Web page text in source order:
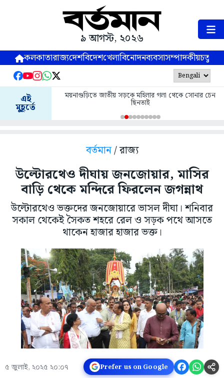
৯ আগস্ট, ২০২৬
কলকাতারাজ্যদেশবিদেশখেলাবিনোদনব্যবসাসম্পাদকীয়
এই
মুহূর্তে
ময়নাগুড়িতে জাতীয় সড়কে মহিলার গলা থেকে সোনার চেন
ছিনতাই
বর্তমান/ রাজ্য
উল্টোরথেও দীঘায় জনজোয়ার, মাসির
বাড়ি থেকে মন্দিরে ফিরলেন জগন্নাথ
উল্টোরথেও ভক্তদের জনজোয়ারে ভাসল দীঘা। শনিবার
সকাল থেকেই সৈকত শহরে রেল ও সড়ক পথে আসতে
থাকেন হাজার হাজার ভক্ত।
৫ জুলাই, ২০২৫ ২০:০৭ Prefer us on Google